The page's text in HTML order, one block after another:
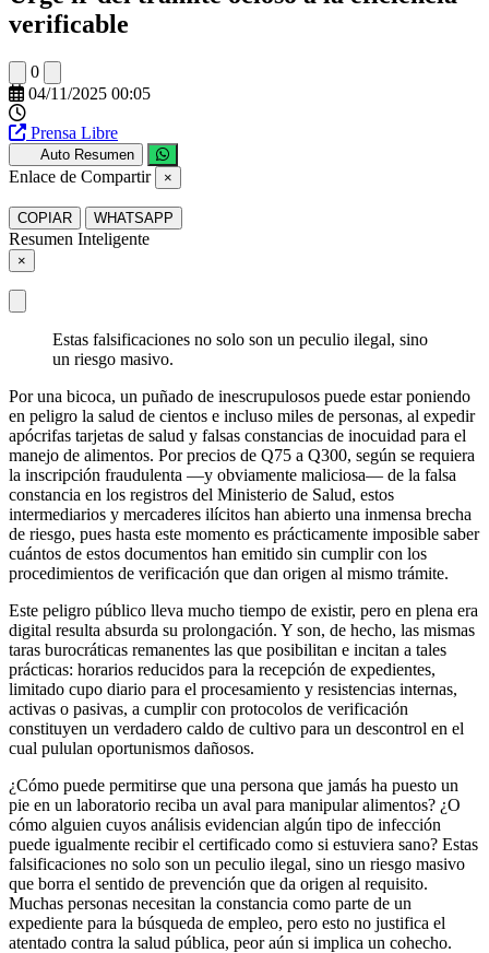
verificable
0
04/11/2025 00:05
Prensa Libre
Auto Resumen
Enlace de Compartir ×
COPIAR WHATSAPP
Resumen Inteligente
×
Estas falsificaciones no solo son un peculio ilegal, sino
un riesgo masivo.
Por una bicoca, un puñado de inescrupulosos puede estar poniendo
en peligro la salud de cientos e incluso miles de personas, al expedir
apócrifas tarjetas de salud y falsas constancias de inocuidad para el
manejo de alimentos. Por precios de Q75 a Q300, según se requiera
la inscripción fraudulenta —y obviamente maliciosa— de la falsa
constancia en los registros del Ministerio de Salud, estos
intermediarios y mercaderes ilícitos han abierto una inmensa brecha
de riesgo, pues hasta este momento es prácticamente imposible saber
cuántos de estos documentos han emitido sin cumplir con los
procedimientos de verificación que dan origen al mismo trámite.
Este peligro público lleva mucho tiempo de existir, pero en plena era
digital resulta absurda su prolongación. Y son, de hecho, las mismas
taras burocráticas remanentes las que posibilitan e incitan a tales
prácticas: horarios reducidos para la recepción de expedientes,
limitado cupo diario para el procesamiento y resistencias internas,
activas o pasivas, a cumplir con protocolos de verificación
constituyen un verdadero caldo de cultivo para un descontrol en el
cual pululan oportunismos dañosos.
¿Cómo puede permitirse que una persona que jamás ha puesto un
pie en un laboratorio reciba un aval para manipular alimentos? ¿O
cómo alguien cuyos análisis evidencian algún tipo de infección
puede igualmente recibir el certificado como si estuviera sano? Estas
falsificaciones no solo son un peculio ilegal, sino un riesgo masivo
que borra el sentido de prevención que da origen al requisito.
Muchas personas necesitan la constancia como parte de un
expediente para la búsqueda de empleo, pero esto no justifica el
atentado contra la salud pública, peor aún si implica un cohecho.